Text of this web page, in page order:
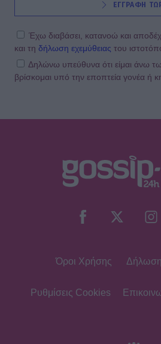
Αντώνιος και Κλεοπάτρα:
Ποιους θα δούμε στα πρώτα
επεισόδια
HOLLYWOOD
Dolce Vita στο Κάπρι: Η Αμαλία
σκάφος με αέρινο look!
Κωνσταντινίδου, Λυδία
ΕΓΓΡΑΦΗ
Έχω διαβάσει, κατανοώ και
και τη δήλωση εχεμύθειας του
Δηλώνω υπεύθυνα ότι είμαι άνω
βρίσκομαι υπό την εποπτεία γονέα ή
Όροι Χρήσης Δήλωση
Ρυθμίσεις Cookies